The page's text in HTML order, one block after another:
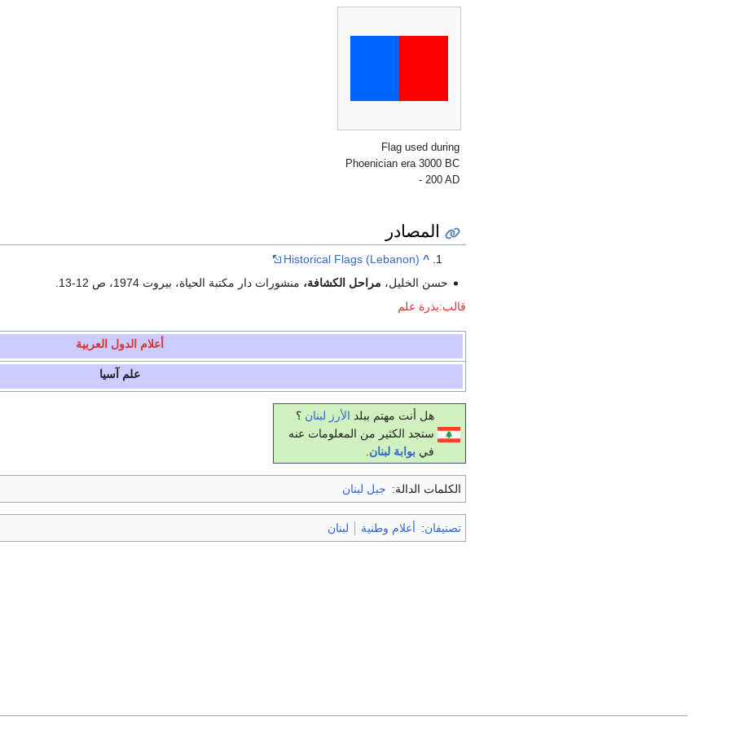
Flag used during
Phoenician era 3000 BC
- 200 AD
المصادر
^
Historical Flags (Lebanon)
حسن الخليل، مراحل الكشافة، منشورات دار مكتبة الحياة، بيروت 1974، ص 12-13.
قالب:بذرة علم
أعلام الدول العربية
علم آسيا
هل أنت مهتم ببلد الأرز لبنان ؟
ستجد الكثير من المعلومات عنه
في بوابة لبنان
الكلمات الدالة: جبل لبنان
تصنيفان: أعلام وطنية لبنان